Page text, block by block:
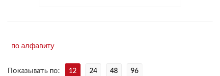
Показывать по: 12 24 48 96